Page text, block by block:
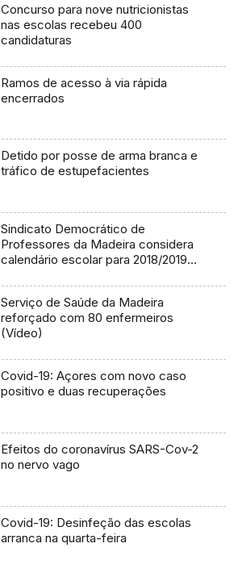
Concurso para nove nutricionistas
nas escolas recebeu 400
candidaturas
Ramos de acesso à via rápida
encerrados
Detido por posse de arma branca e
tráfico de estupefacientes
Sindicato Democrático de
Professores da Madeira considera
calendário escolar para 2018/2019
Serviço de Saúde da Madeira
reforçado com 80 enfermeiros
(Vídeo)
Covid-19: Açores com novo caso
positivo e duas recuperações
Efeitos do coronavírus SARS-Cov-2
no nervo vago
Covid-19: Desinfeção das escolas
arranca na quarta-feira